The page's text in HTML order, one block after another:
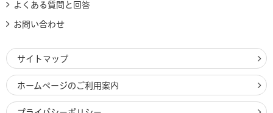
よくある質問と回答
お問い合わせ
サイトマップ
ホームページのご利用案内